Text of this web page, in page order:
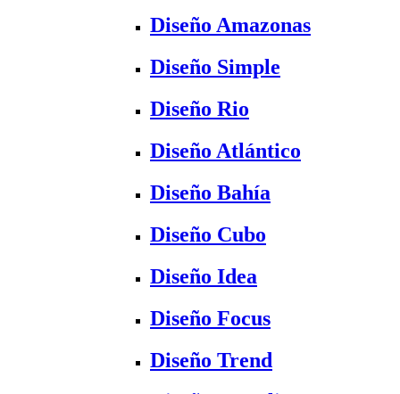
Diseño Amazonas
Diseño Simple
Diseño Rio
Diseño Atlántico
Diseño Bahía
Diseño Cubo
Diseño Idea
Diseño Focus
Diseño Trend